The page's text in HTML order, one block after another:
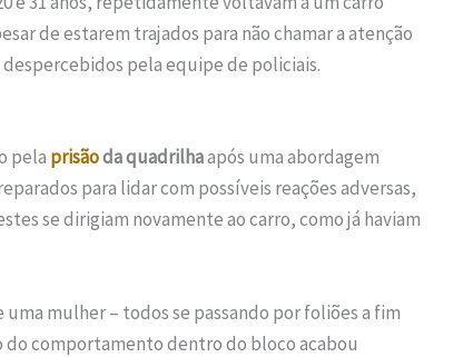
de estarem trajados para não chamar a atenção
pela equipe de policiais.
pela prisãoda quadrilhaapós uma abordagem
para lidar com possíveis reações adversas,
se dirigiam novamente ao carro, como já haviam
mulher – todos se passando por foliões a fim
comportamento dentro do bloco acabou